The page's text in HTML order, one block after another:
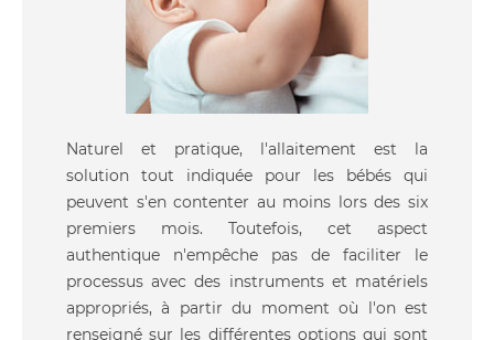
Naturel et pratique, l'allaitement est la
solution tout indiquée pour les bébés qui
peuvent s'en contenter au moins lors des six
premiers mois. Toutefois, cet aspect
authentique n'empêche pas de faciliter le
processus avec des instruments et matériels
appropriés, à partir du moment où l'on est
renseigné sur les différentes options qui sont